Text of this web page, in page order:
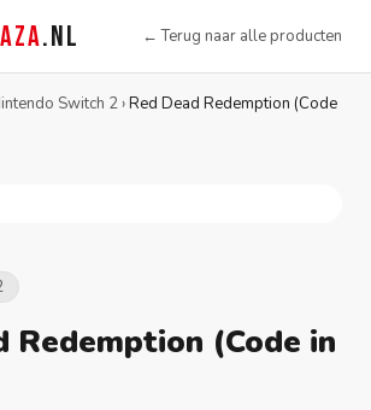
.NL ← Terug naar alle producten
Switch 2›Red Dead Redemption (Code
Redemption (Code in